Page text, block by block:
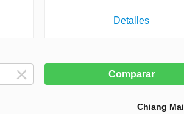
Detalles
Comparar
Chiang Mai